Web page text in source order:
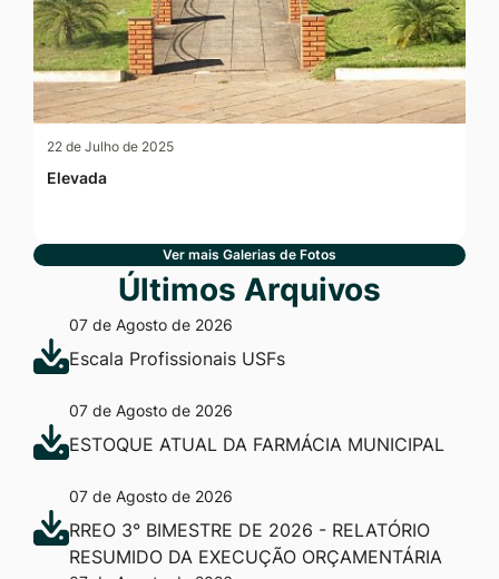
22 de Julho de 2025
Elevada
Ver mais Galerias de Fotos
Últimos Arquivos
07 de Agosto de 2026
Escala Profissionais USFs
07 de Agosto de 2026
ESTOQUE ATUAL DA FARMÁCIA MUNICIPAL
07 de Agosto de 2026
RREO 3° BIMESTRE DE 2026 - RELATÓRIO
RESUMIDO DA EXECUÇÃO ORÇAMENTÁRIA